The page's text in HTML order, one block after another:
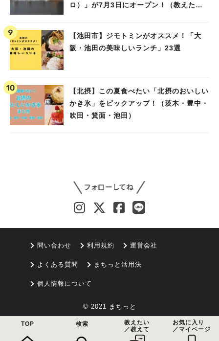
ロ）」が7月3日にオープン！（教えたい/
【池田市】ジモトミンがオススメ！「大
阪・池田の美味しいランチ」23選
【北摂】この夏食べたい「北摂のおいしい
かき氷」をピックアップ！（茨木・豊中・
吹田・箕面・池田）
問い合わせ 利用規約 運営会社
よくある質問 まちっと活用法
個人情報について
© 2021 まちっと
TOP 検索
教えたい
／教えて
お気に入り
／マイページ